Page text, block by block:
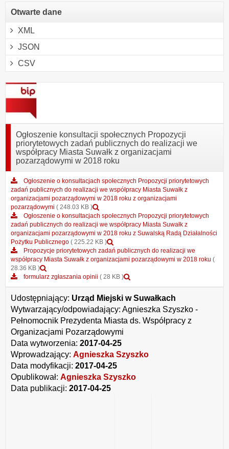
Otwarte dane
XML
JSON
CSV
Ogłoszenie konsultacji społecznych Propozycji
priorytetowych zadań publicznych do realizacji we
współpracy Miasta Suwałk z organizacjami
pozarządowymi w 2018 roku
Ogłoszenie o konsultacjach społecznych Propozycji priorytetowych
zadań publicznych do realizacji we współpracy Miasta Suwałk z
organizacjami pozarządowymi w 2018 roku z organizacjami
pozarządowymi ( 248.03 KB )
załącznika
Ogłoszenie
o
konsultacjach
społecznych
Propozycji
zadań
publicznych
do
realizacji
we
współpracy
Miasta
Suwałk
z
organizacjami
pozarządowymi
w
2018
roku
Ogłoszenie o konsultacjach społecznych Propozycji priorytetowych
zadań publicznych do realizacji we współpracy Miasta Suwałk z
organizacjami pozarządowymi w 2018 roku z Suwalską Radą Działalności
Pożytku Publicznego ( 225.22 KB )
załącznika
Ogłoszenie
konsultacjach
społecznych
Propozycji
priorytetowych
zadań
publicznych
do
we
współpracy
Suwałk
z
Propozycje priorytetowych zadań publicznych do realizacji we
współpracy Miasta Suwałk z organizacjami pozarządowymi w 2018 roku (
28.36 KB )
załącznika
Propozycje
priorytetowych
zadań
publicznych
do
realizacji
współpracy
Miasta
Suwałk
z
organizacjami
pozarządowymi
formularz zgłaszania opinii ( 28 KB )
załącznika
formularz
zgłaszania
opinii
Udostępniający: Urząd Miejski w Suwałkach
Wytwarzający/odpowiadający: Agnieszka Szyszko -
Pełnomocnik Prezydenta Miasta ds. Współpracy z
Organizacjami Pozarządowymi
Data wytworzenia: 2017-04-25
Wprowadzający: Agnieszka Szyszko
Data modyfikacji: 2017-04-25
Opublikował: Agnieszka Szyszko
Data publikacji: 2017-04-25